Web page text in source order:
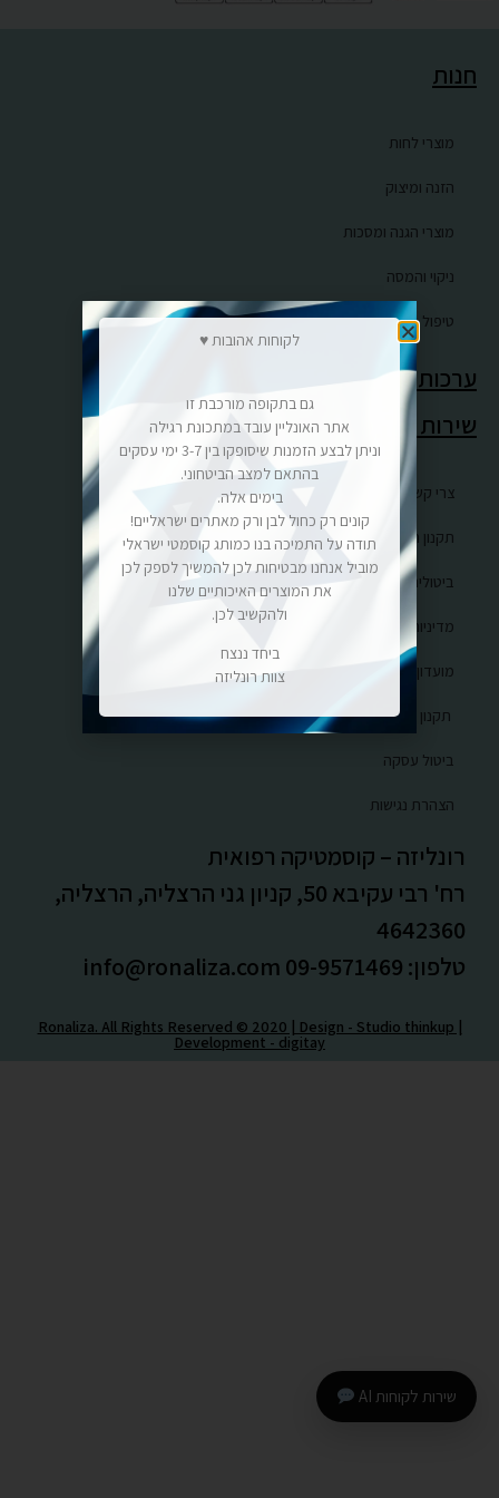
חנות
מוצרי לחות
הזנה ומיצוק
מוצרי הגנה ומסכות
ניקוי והמסה
טיפול באקנה, וסבוריאה
ערכות טיפול וטיפוח
שירות לקוחות
צרי קשר
תקנון האתר
ביטולים והחזרות
מדיניות משלוחים
מועדון הV.I.P
תקנון מועדון לקוחות V.I.P
ביטול עסקה
הצהרת נגישות
רונליזה – קוסמטיקה רפואית
רח' רבי עקיבא 50, קניון גני הרצליה, הרצליה,
4642360
טלפון: 09-9571469
info@ronaliza.com
Ronaliza. All Rights Reserved © 2020 | Design - Studio thinkup |
Development - digitay
שירות לקוחות AI
לקוחות אהובות ♥
גם בתקופה מורכבת זו
אתר האונליין עובד במתכונת רגילה
וניתן לבצע הזמנות שיסופקו בין 3-7 ימי עסקים
בהתאם למצב הביטחוני.
בימים אלה.
קונים רק כחול לבן ורק מאתרים ישראליים!
תודה על התמיכה בנו כמותג קוסמטי ישראלי
מוביל אנחנו מבטיחות לכן להמשיך לספק לכן
את המוצרים האיכותיים שלנו
ולהקשיב לכן.
ביחד ננצח
צוות רונליזה